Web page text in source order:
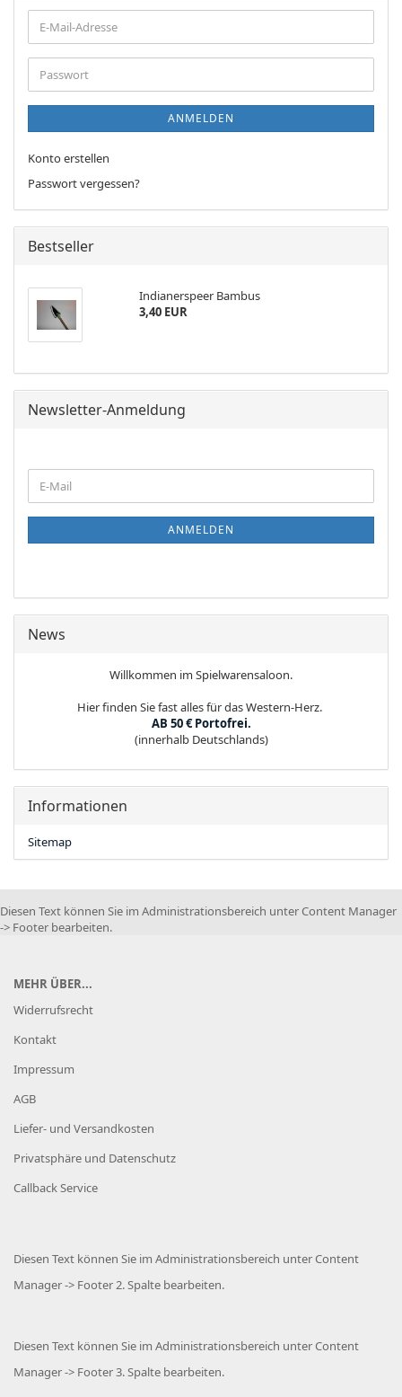
E-
Mail-
Adresse
Passwort
ANMELDEN
Konto erstellen
Passwort vergessen?
Bestseller
Indianerspeer Bambus
3,40 EUR
Newsletter-Anmeldung
ZUR
NEWSLETTER-
E-
Mail
ANMELDEN
News
Willkommen im Spielwarensaloon.
Hier finden Sie fast alles für das Western-Herz.
AB 50 € Portofrei.
(innerhalb Deutschlands)
Informationen
Sitemap
Diesen Text können Sie im Administrationsbereich unter Content Manager
-> Footer bearbeiten.
MEHR ÜBER...
Widerrufsrecht
Kontakt
Impressum
AGB
Liefer- und Versandkosten
Privatsphäre und Datenschutz
Callback Service
Diesen Text können Sie im Administrationsbereich unter Content
Manager -> Footer 2. Spalte bearbeiten.
Diesen Text können Sie im Administrationsbereich unter Content
Manager -> Footer 3. Spalte bearbeiten.